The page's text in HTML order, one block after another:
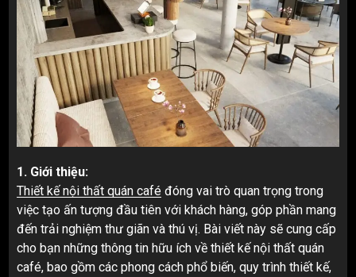
1. Giới thiệu:
Thiết kế nội thất quán café đóng vai trò quan trọng trong
việc tạo ấn tượng đầu tiên với khách hàng, góp phần mang
đến trải nghiệm thư giãn và thú vị. Bài viết này sẽ cung cấp
cho bạn những thông tin hữu ích về thiết kế nội thất quán
café, bao gồm các phong cách phổ biến, quy trình thiết kế,